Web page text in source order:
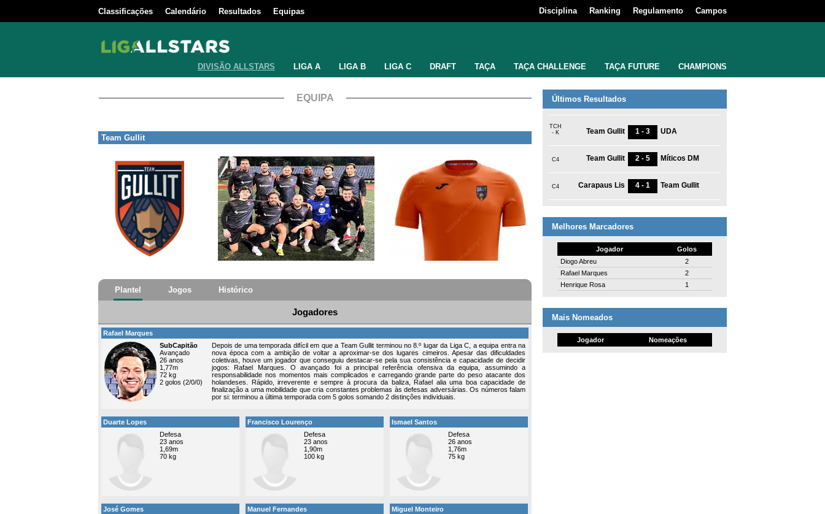
Classificações Calendário Resultados Equipas Disciplina Ranking Regulamento Campos
DIVISÃO ALLSTARS LIGA A LIGA B LIGA C DRAFT TAÇA TAÇA CHALLENGE TAÇA FUTURE CHAMPIONS
EQUIPA
Team Gullit
Plantel Jogos Histórico
Jogadores
Rafael Marques
SubCapitão
Avançado
26 anos
1,77m
72 kg
2 golos (2/0/0)
Depois de uma temporada difícil em que a Team Gullit terminou no 8.º lugar da Liga C, a equipa entra na
nova época com a ambição de voltar a aproximar-se dos lugares cimeiros. Apesar das dificuldades
coletivas, houve um jogador que conseguiu destacar-se pela sua consistência e capacidade de decidir
jogos: Rafael Marques. O avançado foi a principal referência ofensiva da equipa, assumindo a
responsabilidade nos momentos mais complicados e carregando grande parte do peso atacante dos
holandeses. Rápido, irreverente e sempre à procura da baliza, Rafael alia uma boa capacidade de
finalização a uma mobilidade que cria constantes problemas às defesas adversárias. Os números falam
por si: terminou a última temporada com 5 golos somando 2 distinções individuais.
Duarte Lopes
Defesa
23 anos
1,69m
70 kg
Francisco Lourenço
Defesa
23 anos
1,90m
100 kg
Ismael Santos
Defesa
26 anos
1,76m
75 kg
José Gomes
Manuel Fernandes
Miguel Monteiro
Últimos Resultados
TCH
- K
Team Gullit 1 - 3 UDA
C4 Team Gullit 2 - 5 Míticos DM
C4 Carapaus Lis 4 - 1 Team Gullit
Melhores Marcadores
Jogador
Golos
Diogo Abreu
2
Rafael Marques
2
Henrique Rosa
1
Mais Nomeados
Jogador Nomeações